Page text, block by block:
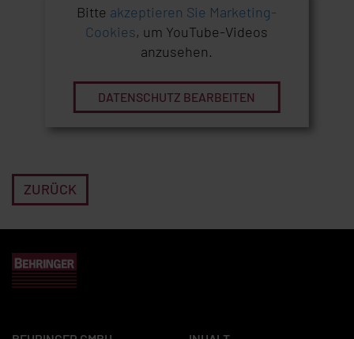
Bitte akzeptieren Sie Marketing-
Cookies, um YouTube-Videos
anzusehen.
DATENSCHUTZ BEARBEITEN
ZURÜCK